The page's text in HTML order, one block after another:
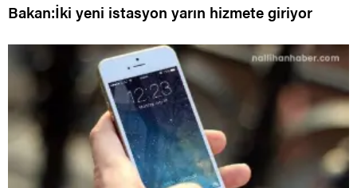
Bakan:İki yeni istasyon yarın hizmete giriyor